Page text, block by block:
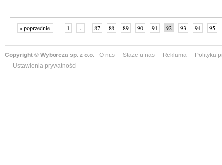
« poprzednie 1 ... 87 88 89 90 91 92 93 94
95
Copyright © Wyborcza sp. z o.o. O nas Staże u nas Reklama
Polityka
Ustawienia prywatności